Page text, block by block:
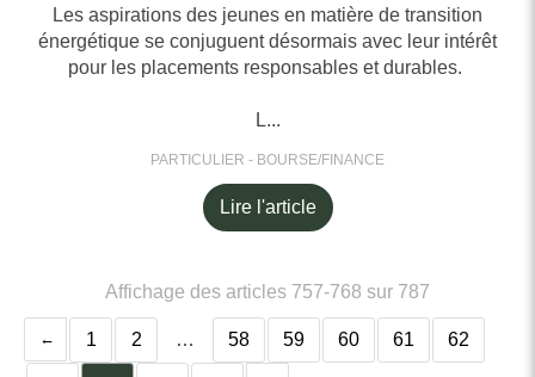
Les aspirations des jeunes en matière de transition
énergétique se conjuguent désormais avec leur intérêt
pour les placements responsables et durables.
L...
PARTICULIER - BOURSE/FINANCE
Lire l'article
Affichage des articles 757-768 sur 787
1 2 … 58 59 60 61 62